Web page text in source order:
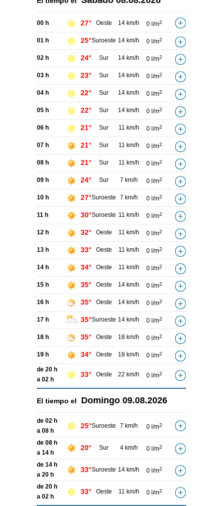
00 h 27° Oeste 14 km/h 0 l/m2
01 h 25°Suroeste 14 km/h 0 l/m2
02 h 24° Sur 14 km/h 0 l/m2
03 h 23° Sur 14 km/h 0 l/m2
04 h 22° Sur 14 km/h 0 l/m2
05 h 22° Sur 14 km/h 0 l/m2
06 h 21° Sur 11 km/h 0 l/m2
07 h 21° Sur 11 km/h 0 l/m2
08 h 21° Sur 11 km/h 0 l/m2
09 h 24° Sur 7 km/h 0 l/m2
10 h 27°Suroeste 7 km/h 0 l/m2
11 h 30°Suroeste 11 km/h 0 l/m2
12 h 32° Oeste 11 km/h 0 l/m2
13 h 33° Oeste 11 km/h 0 l/m2
14 h 34° Oeste 11 km/h 0 l/m2
15 h 35° Oeste 14 km/h 0 l/m2
16 h 35° Oeste 14 km/h 0 l/m2
17 h 35°Suroeste 14 km/h 0 l/m2
18 h 35° Oeste 18 km/h 0 l/m2
19 h 34° Oeste 18 km/h 0 l/m2
de 20 h
a 02 h
33° Oeste 22 km/h 0 l/m2
El tiempo el Domingo 09.08.2026
de 02 h
a 08 h
25°Suroeste 7 km/h 0 l/m2
de 08 h
a 14 h
20° Sur 4 km/h 0 l/m2
de 14 h
a 20 h
33°Suroeste 14 km/h 0 l/m2
de 20 h
a 02 h
33° Oeste 11 km/h 0 l/m2